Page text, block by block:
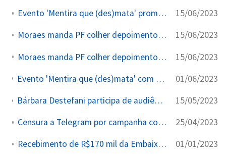
Evento 'Mentira que (des)mata' promovido por Instituto Vero 15/06/2023
Moraes manda PF colher depoimento de Monark | Rádio BandNews FM. 15/06/2023
Moraes manda PF colher depoimento de Monark | Rádio BandNews FM. 15/06/2023
Evento 'Mentira que (des)mata' com parcerias ONGs financiadas por Soros e Ford 01/06/2023
Bárbara Destefani participa de audiência sobre censura e acaba censurada no YouTube. 15/05/2023
Censura a Telegram por campanha contra PL das Fake News 25/04/2023
Recebimento de R$170 mil da Embaixada dos EUA para Instituto Vero 01/01/2023